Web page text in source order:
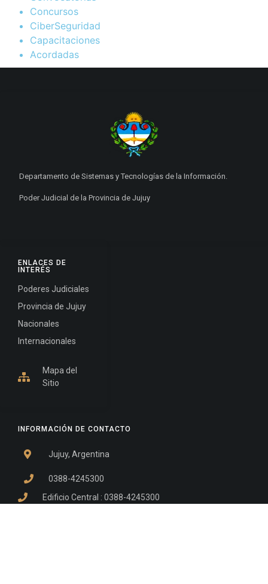
Concursos
CiberSeguridad
Capacitaciones
Acordadas
INFORMACIÓN DE CONTACTO
Jujuy, Argentina
0388-4245300
Edificio Central : 0388-4245300
ENLACES DE
INTERÉS
Poderes Judiciales
Provincia de Jujuy
Nacionales
Internacionales
Mapa del
Sitio
Departamento de Sistemas y Tecnologías de la Información.
Poder Judicial de la Provincia de Jujuy